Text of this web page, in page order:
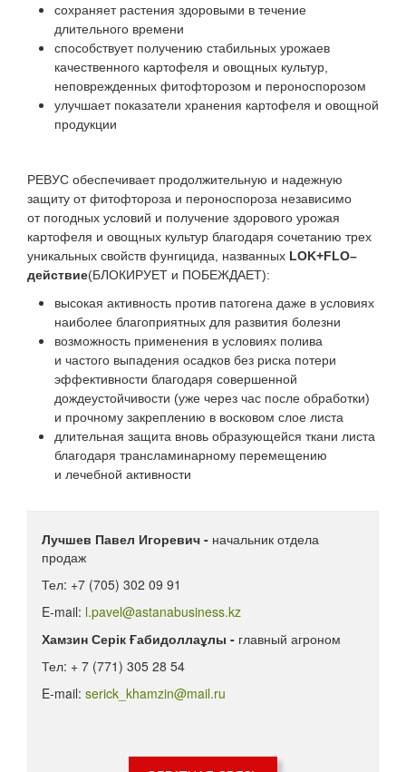
сохраняет растения здоровыми в течение
длительного времени
способствует получению стабильных урожаев
качественного картофеля и овощных культур,
неповрежденных фитофторозом и пероноспорозом
улучшает показатели хранения картофеля и овощной
продукции
РЕВУС обеспечивает продолжительную и надежную
защиту от фитофтороза и пероноспороза независимо
от погодных условий и получение здорового урожая
картофеля и овощных культур благодаря сочетанию трех
уникальных свойств фунгицида, названных LOK+FLO–
действие(БЛОКИРУЕТ и ПОБЕЖДАЕТ):
высокая активность против патогена даже в условиях
наиболее благоприятных для развития болезни
возможность применения в условиях полива
и частого выпадения осадков без риска потери
эффективности благодаря совершенной
дождеустойчивости (уже через час после обработки)
и прочному закреплению в восковом слое листа
длительная защита вновь образующейся ткани листа
благодаря трансламинарному перемещению
и лечебной активности
Лучшев Павел Игоревич - начальник отдела
продаж
Тел: +7 (705) 302 09 91
E-mail: l.pavel@astanabusiness.kz
Хамзин Серік Ғабидоллаұлы - главный агроном
Тел: + 7 (771) 305 28 54
E-mail: serick_khamzin@mail.ru